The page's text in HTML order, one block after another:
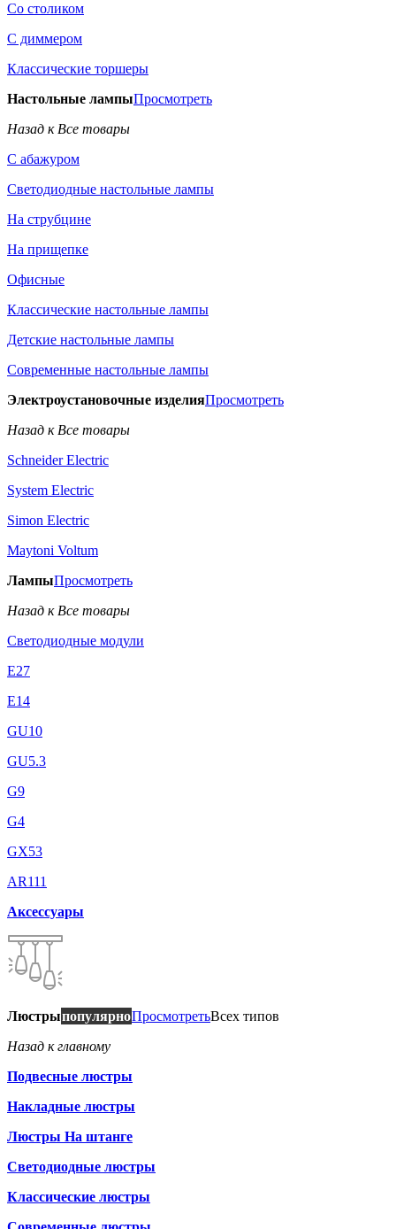
Со столиком
С диммером
Классические торшеры
Настольные лампыПросмотреть
Назад к Все товары
С абажуром
Светодиодные настольные лампы
На струбцине
На прищепке
Офисные
Классические настольные лампы
Детские настольные лампы
Современные настольные лампы
Электроустановочные изделияПросмотреть
Назад к Все товары
Schneider Electric
System Electric
Simon Electric
Maytoni Voltum
ЛампыПросмотреть
Назад к Все товары
Светодиодные модули
E27
E14
GU10
GU5.3
G9
G4
GX53
AR111
Аксессуары
ЛюстрыпопулярноПросмотретьВсех типов
Назад к главному
Подвесные люстры
Накладные люстры
Люстры На штанге
Светодиодные люстры
Классические люстры